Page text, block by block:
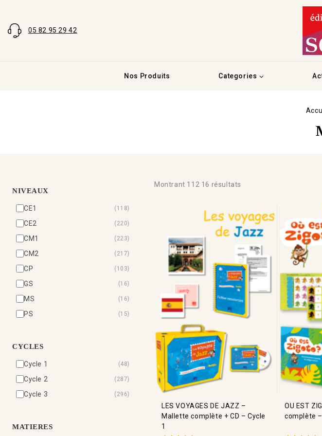
05 82 95 29 42
Nos Produits Categories
Montrant 1 12 16 résultats
LES VOYAGES DE JAZZ –
Mallette complète + CD – Cycle
1
OU EST
complète
NIVEAUX
CE1 (118)
CE2 (220)
CM1 (223)
CM2 (217)
CP (103)
GS (16)
MS (16)
PS (15)
CYCLES
Cycle 1 (48)
Cycle 2 (287)
Cycle 3 (296)
MATIERES